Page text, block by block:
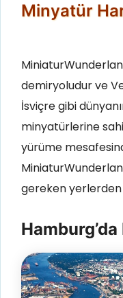
Minyatür
demiryoludur ve
İsviçre gibi
minyatürlerine
yürüme
gereken
Hamburg’da